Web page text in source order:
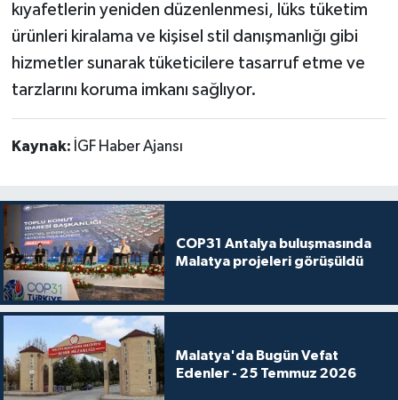
kıyafetlerin yeniden düzenlenmesi, lüks tüketim
ürünleri kiralama ve kişisel stil danışmanlığı gibi
hizmetler sunarak tüketicilere tasarruf etme ve
tarzlarını koruma imkanı sağlıyor.
Kaynak: İGF Haber Ajansı
COP31 Antalya buluşmasında
Malatya projeleri görüşüldü
Malatya'da Bugün Vefat
Edenler - 25 Temmuz 2026